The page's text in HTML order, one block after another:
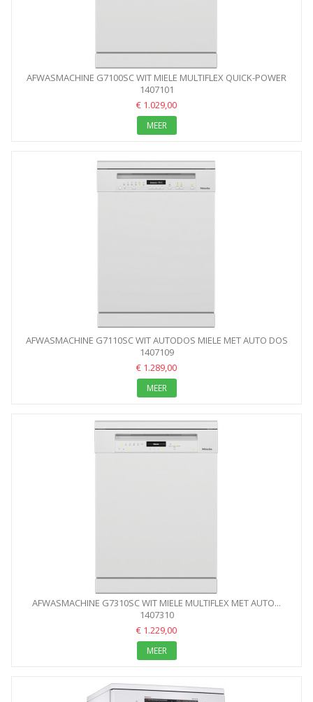
AFWASMACHINE G7100SC WIT MIELE MULTIFLEX QUICK-POWER
WASH
1407101
€ 1.029,00
MEER
AFWASMACHINE G7110SC WIT AUTODOS MIELE MET AUTO DOS
1407109
€ 1.289,00
MEER
AFWASMACHINE G7310SC WIT MIELE MULTIFLEX MET AUTO...
1407310
€ 1.229,00
MEER